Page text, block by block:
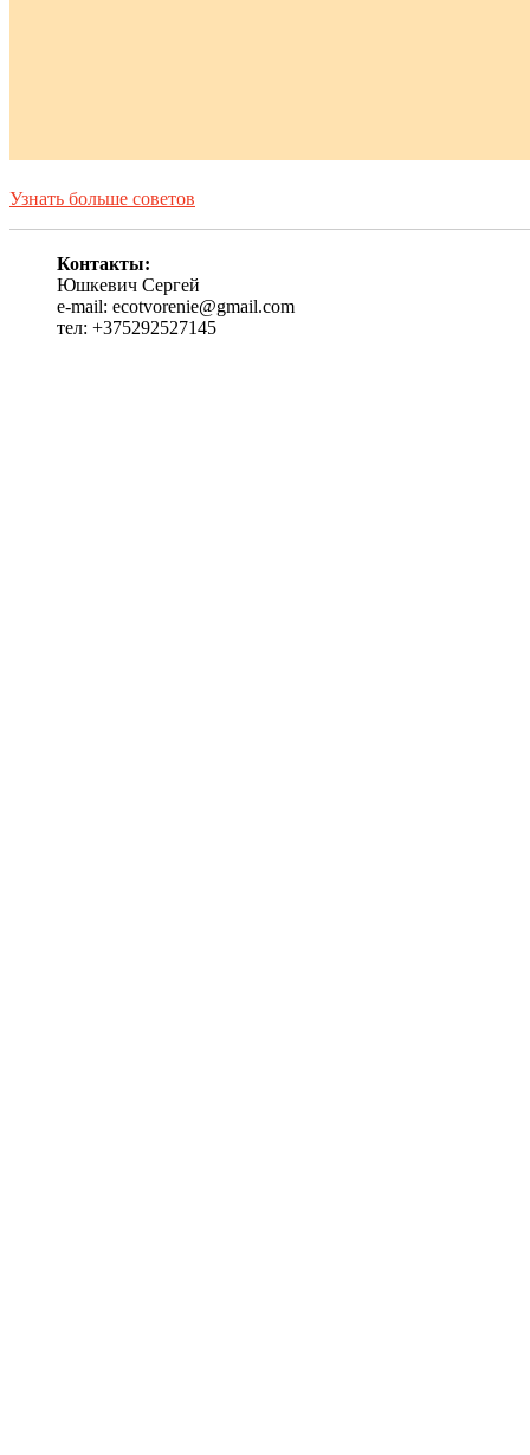
Узнать больше советов
Контакты:
Юшкевич Сергей
e-mail: ecotvorenie@gmail.com
тел: +375292527145